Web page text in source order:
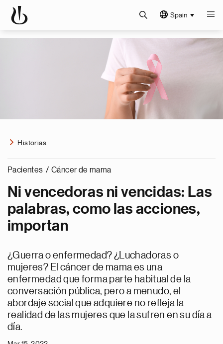
Spain
Historias
Pacientes / Cáncer de mama
Ni vencedoras ni vencidas: Las
palabras, como las acciones,
importan
¿Guerra o enfermedad? ¿Luchadoras o
mujeres? El cáncer de mama es una
enfermedad que forma parte habitual de la
conversación pública, pero a menudo, el
abordaje social que adquiere no refleja la
realidad de las mujeres que la sufren en su día a
día.